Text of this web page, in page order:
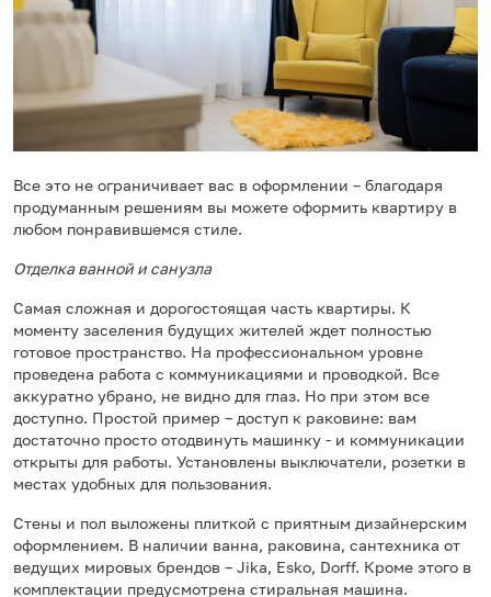
Все это не ограничивает вас в оформлении – благодаря
продуманным решениям вы можете оформить квартиру в
любом понравившемся стиле.
Отделка ванной и санузла
Самая сложная и дорогостоящая часть квартиры. К
моменту заселения будущих жителей ждет полностью
готовое пространство. На профессиональном уровне
проведена работа с коммуникациями и проводкой. Все
аккуратно убрано, не видно для глаз. Но при этом все
доступно. Простой пример – доступ к раковине: вам
достаточно просто отодвинуть машинку - и коммуникации
открыты для работы. Установлены выключатели, розетки в
местах удобных для пользования.
Стены и пол выложены плиткой с приятным дизайнерским
оформлением. В наличии ванна, раковина, сантехника от
ведущих мировых брендов – Jika, Esko, Dorff. Кроме этого в
комплектации предусмотрена стиральная машина.